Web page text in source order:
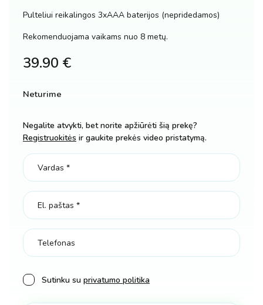
Pulteliui reikalingos 3xAAA baterijos (nepridedamos)
Rekomenduojama vaikams nuo 8 metų.
39.90 €
Neturime
Negalite atvykti, bet norite apžiūrėti šią prekę?
Registruokitės ir gaukite prekės video pristatymą.
Sutinku su privatumo politika